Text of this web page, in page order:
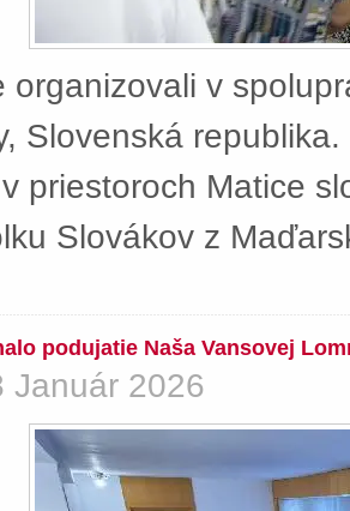
organizovali v
Slovenská
priestoroch Matice
Slovákov z
podujatie Naša Vansovej
Január 2026